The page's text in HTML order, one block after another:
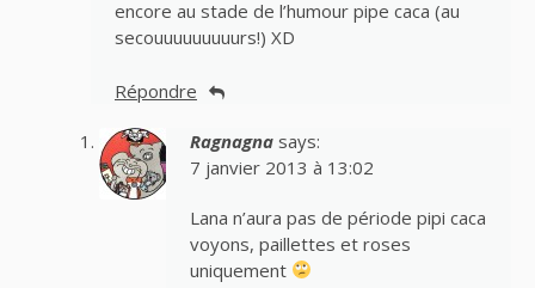
encore au stade de l’humour pipe caca (au
secouuuuuuuuurs!) XD
Répondre
Ragnagna says:
7 janvier 2013 à 13:02
Lana n’aura pas de période pipi caca
voyons, paillettes et roses
uniquement